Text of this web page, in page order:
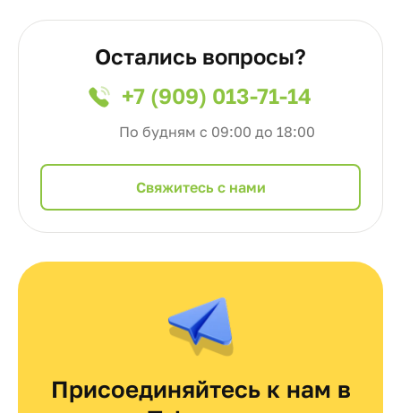
Остались вопросы?
+7 (909) 013-71-14
По будням с 09:00 до 18:00
Cвяжитесь с нами
Присоединяйтесь к нам в